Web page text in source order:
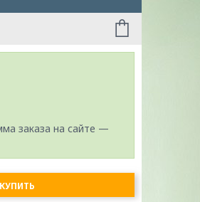
заказа на сайте —
КУПИТЬ